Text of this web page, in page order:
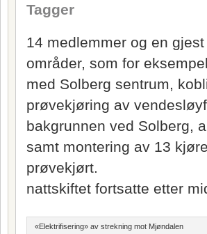
Tagger
14 medlemmer og en
områder, som for
med Solberg sentrum,
prøvekjøring av
bakgrunnen ved Solberg,
samt montering av 13
prøvekjørt.
nattskiftet fortsatte etter
«Elektrifisering» av strekning mot Mjøndalen